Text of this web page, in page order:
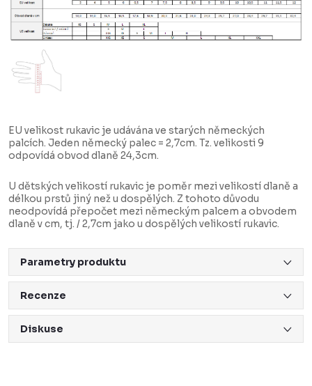
EU velikost rukavic je udávána ve starých německých
palcích. Jeden německý palec = 2,7cm. Tz. velikosti 9
odpovídá obvod dlaně 24,3cm.
U dětských velikostí rukavic je poměr mezi velikostí dlaně a
délkou prstů jiný než u dospělých. Z tohoto důvodu
neodpovídá přepočet mezi německým palcem a obvodem
dlaně v cm, tj. / 2,7cm jako u dospělých velikostí rukavic.
Parametry produktu
Recenze
Diskuse